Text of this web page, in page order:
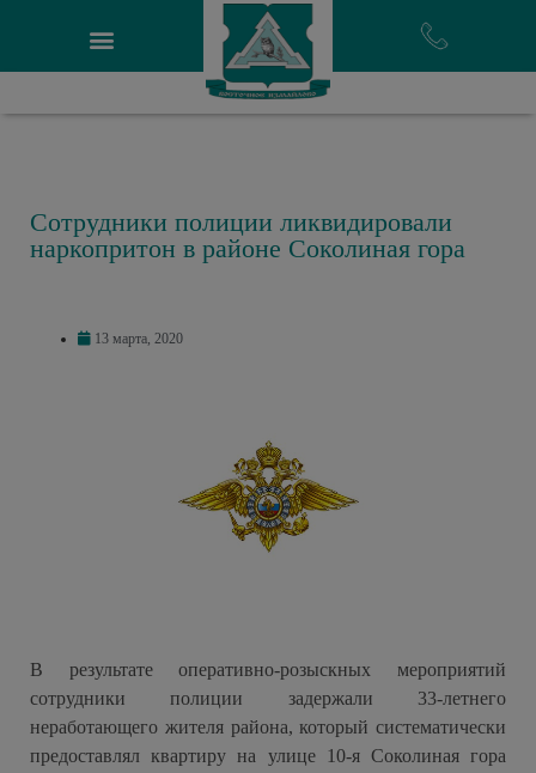
Сотрудники полиции ликвидировали
наркопритон в районе Соколиная гора
13 марта, 2020
В результате оперативно-розыскных мероприятий
сотрудники полиции задержали 33-летнего
неработающего жителя района, который систематически
предоставлял квартиру на улице 10-я Соколиная гора